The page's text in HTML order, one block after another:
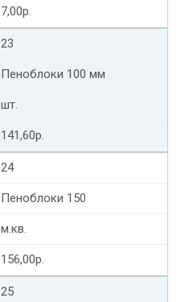
7,00р.
23
Пеноблоки 100 мм
шт.
141,60р.
24
Пеноблоки 150
м.кв.
156,00р.
25